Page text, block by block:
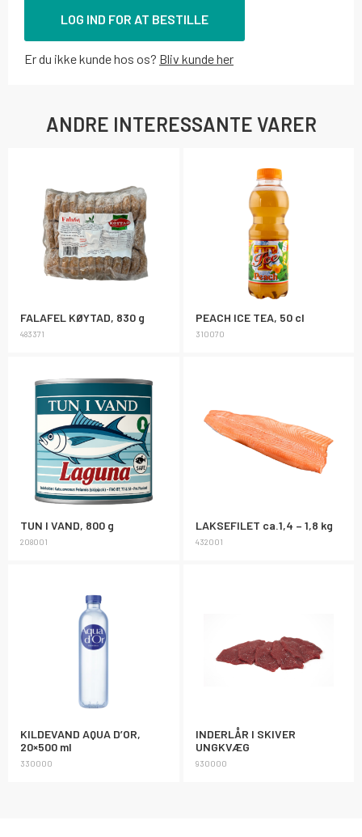
LOG IND FOR AT BESTILLE
Er du ikke kunde hos os? Bliv kunde her
ANDRE INTERESSANTE VARER
FALAFEL KØYTAD, 830 g
483371
PEACH ICE TEA, 50 cl
310070
TUN I VAND, 800 g
208001
LAKSEFILET ca.1,4 – 1,8 kg
432001
KILDEVAND AQUA D’OR,
20×500 ml
330000
INDERLÅR I SKIVER
UNGKVÆG
930000